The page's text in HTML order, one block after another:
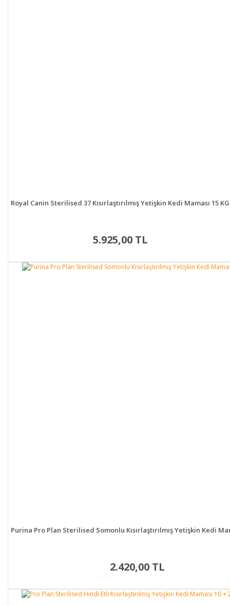
Royal Canin Sterilised 37 Kısırlaştırılmış Yetişkin Kedi Maması 15 KG
5.925,00 TL
Purina Pro Plan Sterilised Somonlu Kısırlaştırılmış Yetişkin Kedi
2.420,00 TL